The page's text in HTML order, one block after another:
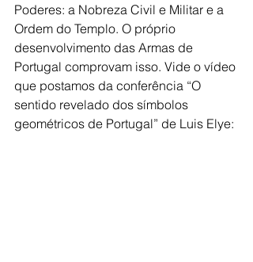
Poderes: a Nobreza Civil e Militar e a
Ordem do Templo. O próprio
desenvolvimento das Armas de
Portugal comprovam isso. Vide o vídeo
que postamos da conferência “O
sentido revelado dos símbolos
geométricos de Portugal” de Luis Elye: